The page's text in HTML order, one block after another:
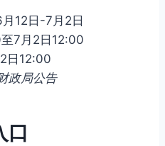
12日-7月2日
7月2日12:00
日12:00
政局公告
口